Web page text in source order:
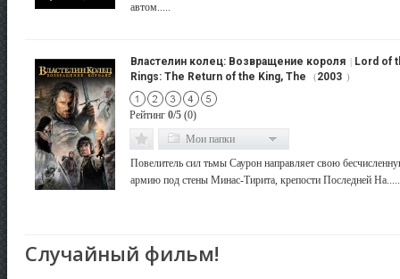
автом.....
Властелин колец: Возвращение короля | Lord of
Rings: The Return of the King, The
(2003 )
Рейтинг 0/5 (0)
Мои папки
Повелитель сил тьмы Саурон направляет свою
армию под стены Минас-Тирита, крепости Последней На.....
Случайный фильм!